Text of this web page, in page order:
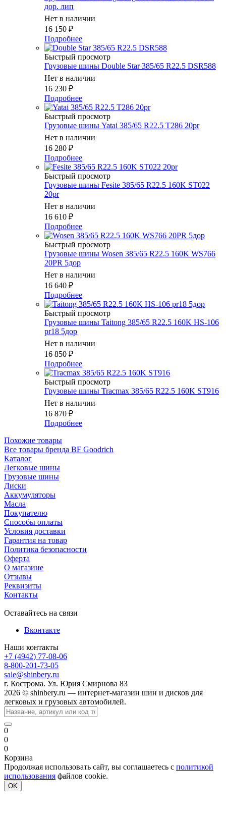
дор. лип
Нет в наличии
16 150 ₽
Подробнее
Быстрый просмотр
Грузовые шины Double Star 385/65 R22.5 DSR588
Нет в наличии
16 230 ₽
Подробнее
Быстрый просмотр
Грузовые шины Yatai 385/65 R22.5 T286 20pr
Нет в наличии
16 280 ₽
Подробнее
Быстрый просмотр
Грузовые шины Fesite 385/65 R22.5 160K ST022
20pr
Нет в наличии
16 610 ₽
Подробнее
Быстрый просмотр
Грузовые шины Wosen 385/65 R22.5 160K WS766
20PR 5дор
Нет в наличии
16 640 ₽
Подробнее
Быстрый просмотр
Грузовые шины Taitong 385/65 R22.5 160K HS-106
pr18 5дор
Нет в наличии
16 850 ₽
Подробнее
Быстрый просмотр
Грузовые шины Tracmax 385/65 R22.5 160K ST916
Нет в наличии
16 870 ₽
Подробнее
Похожие товары
Все товары бренда BF Goodrich
Каталог
Легковые шины
Грузовые шины
Диски
Аккумуляторы
Масла
Покупателю
Способы оплаты
Условия доставки
Гарантия на товар
Политика безопасности
Оферта
О магазине
Отзывы
Реквизиты
Контакты
Оставайтесь на связи
Вконтакте
Наши контакты
+7 (4942) 77-08-06
8-800-201-73-05
sale@shinbery.ru
г. Кострома. Ул. Юрия Смирнова 83
2026 © shinbery.ru — интернет-магазин шин и дисков для
легковых и грузовых автомобилей.
0
0
0
Корзина
Продолжая использовать сайт, вы соглашаетесь с политикой
использования файлов cookie.
OK